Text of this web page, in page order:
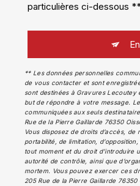
particulières ci-dessous
** Les données personnelles
de vous contacter et sont
sont destinées à Gravures Lecoutey
but de répondre à votre message.
communiquées aux seuls
Rue de la Pierre Gaillarde 76350
Vous disposez de droits d’accès,
portabilité, de limitation,
tout moment et du droit d’introduire
autorité de contrôle, ainsi que
mortem. Vous pouvez exercer ces
205 Rue de la Pierre Gaillarde